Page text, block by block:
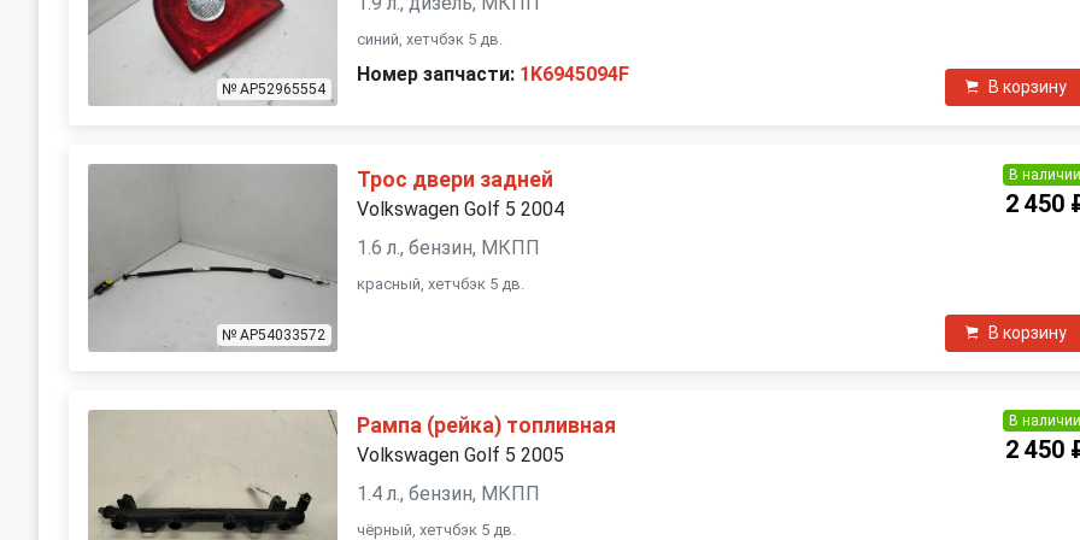
№ AP52965554
синий, хетчбэк 5 дв.
Номер запчасти: 1K6945094F
В корзину
№ AP54033572
Трос двери задней
Volkswagen Golf 5 2004
1.6 л., бензин, МКПП
красный, хетчбэк 5 дв.
В наличии
2 450
В корзину
Рампа (рейка) топливная
Volkswagen Golf 5 2005
1.4 л., бензин, МКПП
чёрный, хетчбэк 5 дв.
В наличии
2 450